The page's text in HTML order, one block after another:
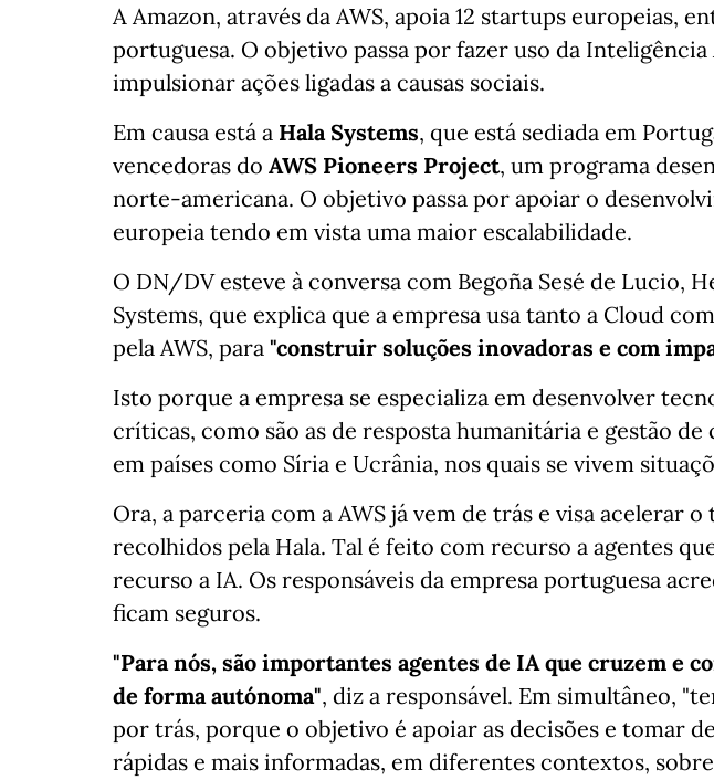
A Amazon, através da AWS, apoia 12 startups europeias,
portuguesa. O objetivo passa por fazer uso da
impulsionar ações ligadas a causas sociais.
Em causa está a Hala Systems, que está sediada em
vencedoras do AWS Pioneers Project, um programa
norte-americana. O objetivo passa por apoiar o
europeia tendo em vista uma maior escalabilidade.
O DN/DV esteve à conversa com Begoña Sesé de Lucio,
Systems, que explica que a empresa usa tanto a Cloud
pela AWS, para "construir soluções inovadoras e com
Isto porque a empresa se especializa em desenvolver
críticas, como são as de resposta humanitária e gestão de
em países como Síria e Ucrânia, nos quais se vivem
Ora, a parceria com a AWS já vem de trás e visa acelerar
recolhidos pela Hala. Tal é feito com recurso a agentes
recurso a IA. Os responsáveis da empresa portuguesa
ficam seguros.
"Para nós, são importantes agentes de IA que cruzem e
de forma autónoma", diz a responsável. Em simultâneo,
por trás, porque o objetivo é apoiar as decisões e tomar
rápidas e mais informadas, em diferentes contextos,